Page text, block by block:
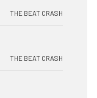
THE BEAT CRASH
THE BEAT CRASH